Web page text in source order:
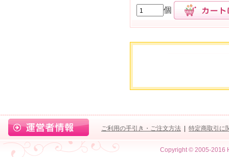
個
ご利用の手引き・ご注文方法 特定商取引に
Copyright © 2005-2016